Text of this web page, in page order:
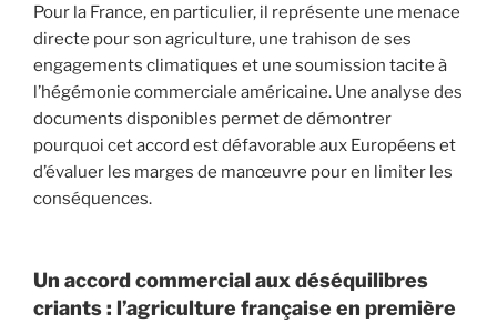
Pour la France, en particulier, il représente une menace
directe pour son agriculture, une trahison de ses
engagements climatiques et une soumission tacite à
l’hégémonie commerciale américaine. Une analyse des
documents disponibles permet de démontrer
pourquoi cet accord est défavorable aux Européens et
d’évaluer les marges de manœuvre pour en limiter les
conséquences.
Un accord commercial aux déséquilibres
criants : l’agriculture française en première